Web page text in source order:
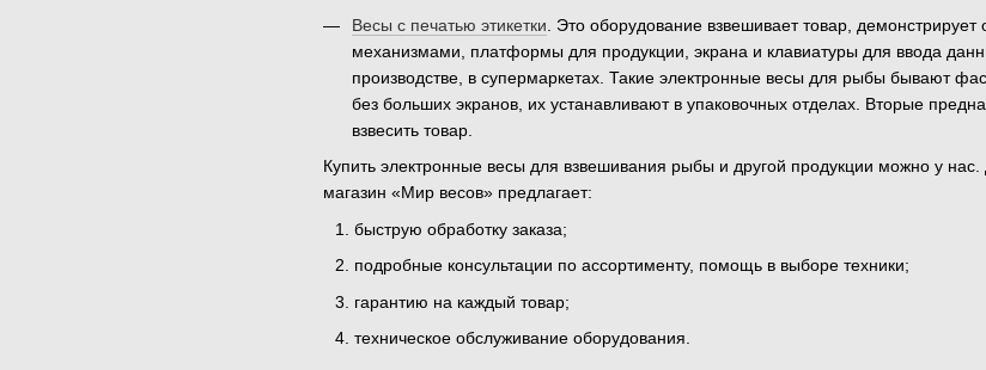
Весы с печатью этикетки . Это оборудование взвешивает товар,
механизмами, платформы для продукции, экрана и клавиатуры для ввода
производстве, в супермаркетах. Такие электронные весы для рыбы бывают
без больших экранов, их устанавливают в упаковочных отделах. Вторые
взвесить товар.
Купить электронные весы для взвешивания рыбы и другой продукции можно у
магазин «Мир весов» предлагает:
быструю обработку заказа;
подробные консультации по ассортименту, помощь в выборе техники;
гарантию на каждый товар;
техническое обслуживание оборудования.